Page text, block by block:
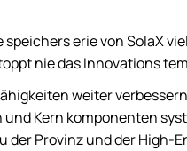
erie von SolaX
nie das Innovations
weiter
Kern komponenten
der Provinz und der High-